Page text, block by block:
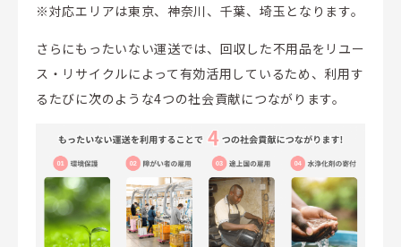
※対応エリアは東京、神奈川、千葉、埼玉となります。
さらにもったいない運送では、回収した不用品をリユー
ス・リサイクルによって有効活用しているため、利用す
るたびに次のような4つの社会貢献につながります。